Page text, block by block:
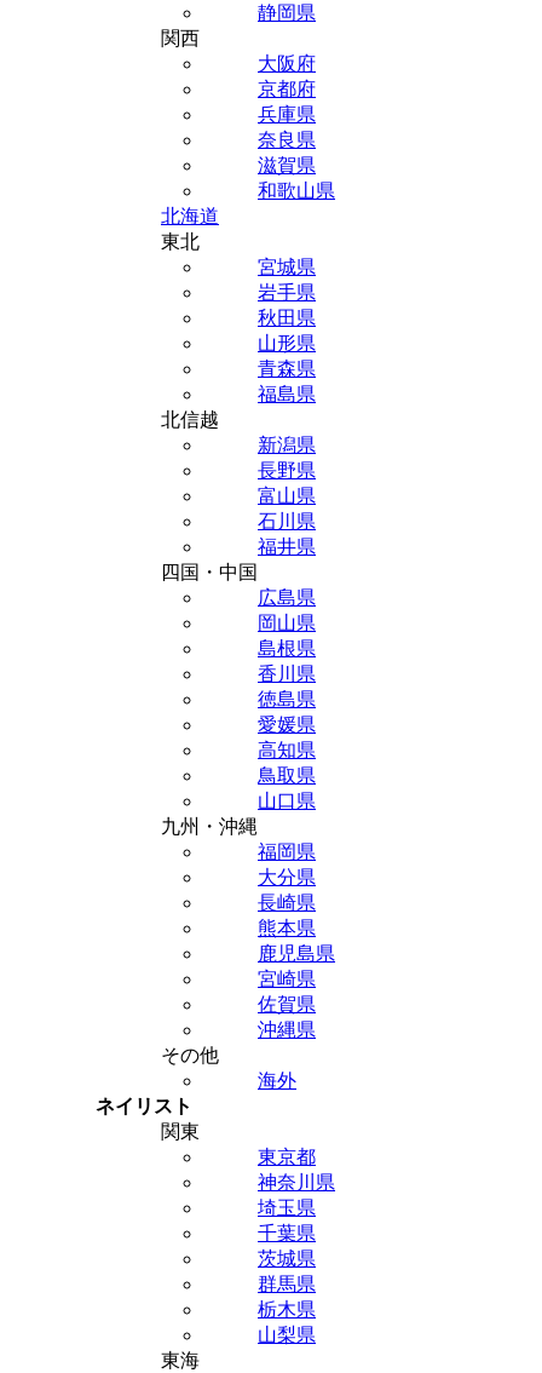
静岡県
関西
大阪府
京都府
兵庫県
奈良県
滋賀県
和歌山県
北海道
東北
宮城県
岩手県
秋田県
山形県
青森県
福島県
北信越
新潟県
長野県
富山県
石川県
福井県
四国・中国
広島県
岡山県
島根県
香川県
徳島県
愛媛県
高知県
鳥取県
山口県
九州・沖縄
福岡県
大分県
長崎県
熊本県
鹿児島県
宮崎県
佐賀県
沖縄県
その他
海外
ネイリスト
関東
東京都
神奈川県
埼玉県
千葉県
茨城県
群馬県
栃木県
山梨県
東海